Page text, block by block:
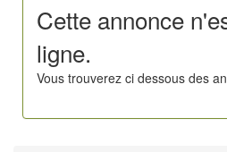
Cette annonce
ligne.
Vous trouverez ci dessous des